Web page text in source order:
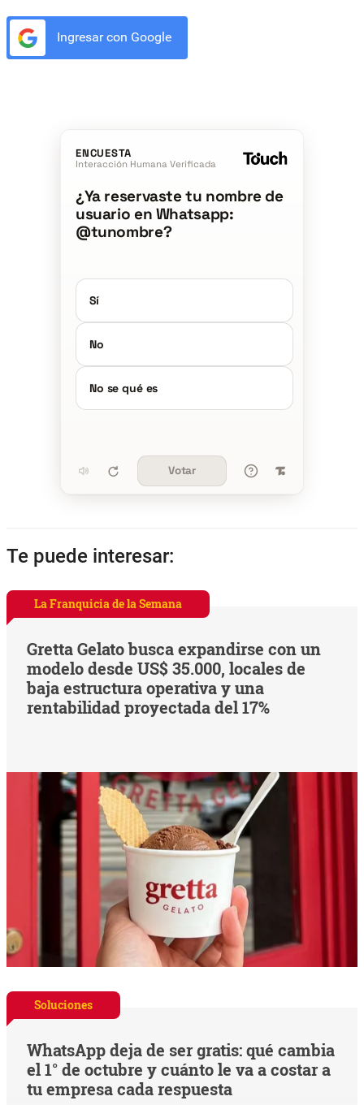
Ingresar con Google
ENCUESTA
Interacción Humana Verificada
¿Ya reservaste tu nombre de
usuario en Whatsapp:
@tunombre?
Sí
No
No se qué es
Votar
Te puede interesar:
La Franquicia de la Semana
Gretta Gelato busca expandirse con un
modelo desde US$ 35.000, locales de
baja estructura operativa y una
rentabilidad proyectada del 17%
Soluciones
WhatsApp deja de ser gratis: qué cambia
el 1° de octubre y cuánto le va a costar a
tu empresa cada respuesta